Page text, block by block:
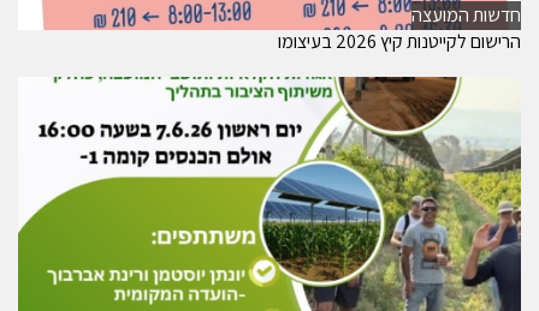
חדשות המועצה
הרישום לקייטנות קיץ 2026 בעיצומו